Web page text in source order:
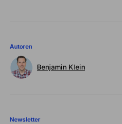
Autoren
Benjamin Klein
Newsletter